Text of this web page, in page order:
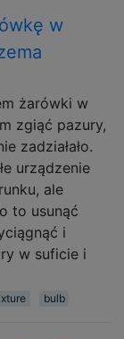
w
żarówki w
zgiąć pazury,
zadziałało.
urządzenie
ale
to usunąć
i
w suficie i
bulb